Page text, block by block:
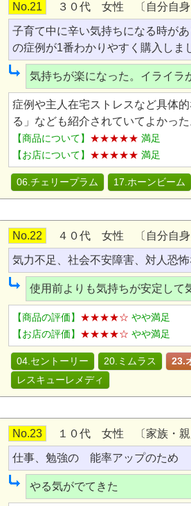
No.21 ３０代 女性 〔自分自
子育て中に辛い気持ちになる時が
の症例が1番わかりやすく購入しま
気持ちが楽になった。イライラ
症例や主人在宅ストレスなど具体
る」なども紹介されていてよかっ
【商品について】 ★★★★★ 満足
【お店について】 ★★★★★ 満足
06.チェリープラム 17.ホーンビーム
No.22 ４０代 女性 〔自分自
気力不足、社会不安障害、対人恐怖
使用前よりも気持ちが安定して
【商品の評価】 ★★★★☆ やや満足
【お店の評価】 ★★★★☆ やや満足
04.セントーリー 20.ミムラス 23.
レスキューレメディ
No.23 １０代 女性 〔家族・
仕事、勉強の 能率アップのため
やる気がでてきた